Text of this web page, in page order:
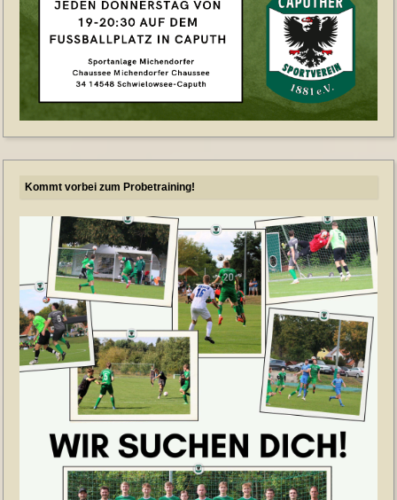
Kommt vorbei zum Probetraining!